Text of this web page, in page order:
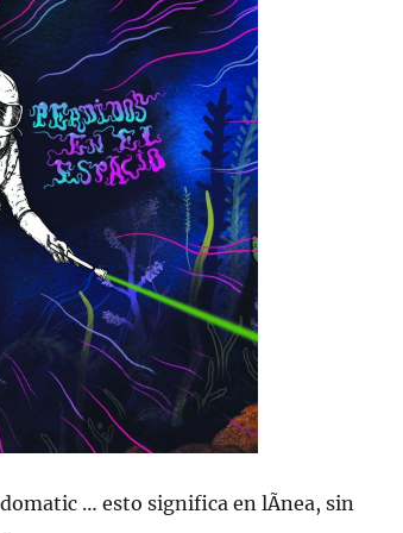
… esto significa en lÃ­nea, sin